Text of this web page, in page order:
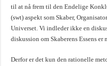
til at nå frem til den Endelige
(swt) aspekt som Skaber,
Universet. Vi indleder ikke en
diskussion om Skaberens Essens er
Derfor er det kun den rationelle